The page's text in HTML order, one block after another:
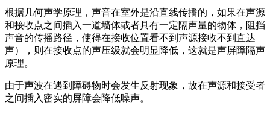
根据几何声学原理，声音在室外是沿直线传播的，如果在声源
和接收点之间插入一道墙体或者具有一定隔声量的物体，阻挡
声音的传播路径，使得在接收位置看不到声源接收不到直达
声），则在接收点的声压级就会明显降低，这就是声屏障隔声
原理。
由于声波在遇到障碍物时会发生反射现象，故在声源和接受者
之间插入密实的屏障会降低噪声。